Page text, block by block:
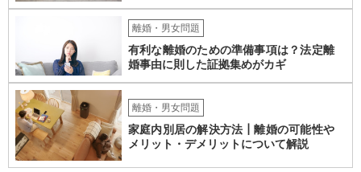
離婚・男女問題
有利な離婚のための準備事項は？法定離
婚事由に則した証拠集めがカギ
離婚・男女問題
家庭内別居の解決方法┃離婚の可能性や
メリット・デメリットについて解説